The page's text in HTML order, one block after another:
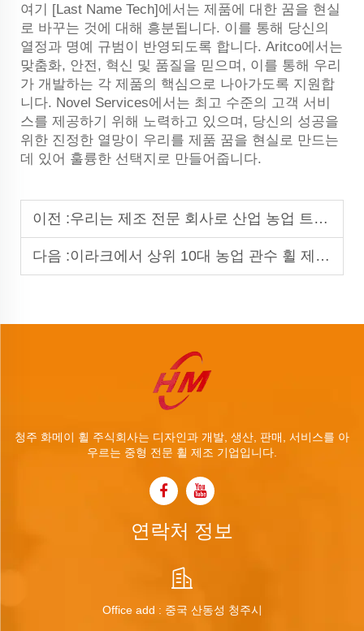
여기 [Last Name Tech]에서는 제품에 대한 꿈을 현실
로 바꾸는 것에 대해 흥분됩니다. 이를 통해 당신의
열정과 명예 규범이 반영되도록 합니다. Aritco에서는
맞춤화, 안전, 혁신 및 품질을 믿으며, 이를 통해 우리
가 개발하는 각 제품의 핵심으로 나아가도록 지원합
니다. Novel Services에서는 최고 수준의 고객 서비
스를 제공하기 위해 노력하고 있으며, 당신의 성공을
위한 진정한 열망이 우리를 제품 꿈을 현실로 만드는
데 있어 훌륭한 선택지로 만들어줍니다.
이전 :우리는 제조 전문 회사로 산업 농업 트럭 지게차, 공학용 휠 및 타이어를 생산합니다.
다음 :이라크에서 상위 10대 농업 관수 휠 제조업체입니다.
청주 화메이 휠 주식회사는 디자인과 개발, 생산, 판매, 서비스를 아
우르는 중형 전문 휠 제조 기업입니다.
연락처 정보
Office add : 중국 산동성 청주시